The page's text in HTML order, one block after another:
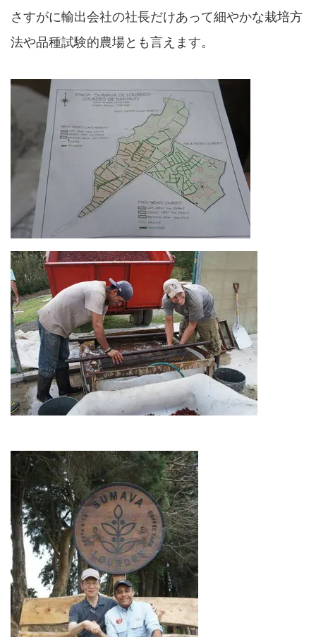
さすがに輸出会社の社長だけあって細やかな栽培方
法や品種試験的農場とも言えます。